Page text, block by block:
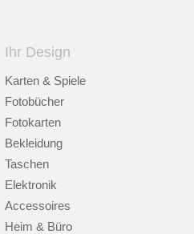
Ihr Design
Karten & Spiele
Fotobücher
Fotokarten
Bekleidung
Taschen
Elektronik
Accessoires
Heim & Büro